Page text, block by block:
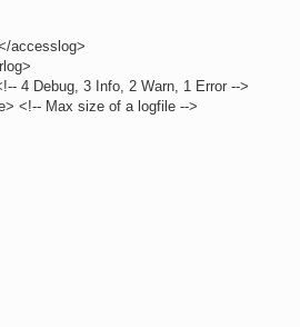
accesslog>
4 Debug, 3 Info, 2 Warn, 1 Error -->
<!-- Max size of a logfile -->